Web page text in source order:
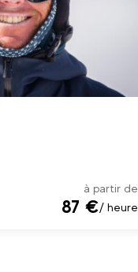
à partir de
87 €/ heure